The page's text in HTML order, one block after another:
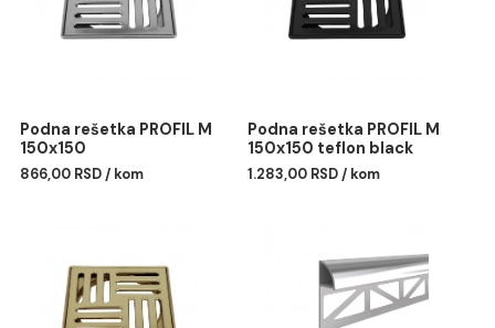
Podna rešetka PROFIL M
150x150
Podna rešetka PROFIL M
150x150 teflon black